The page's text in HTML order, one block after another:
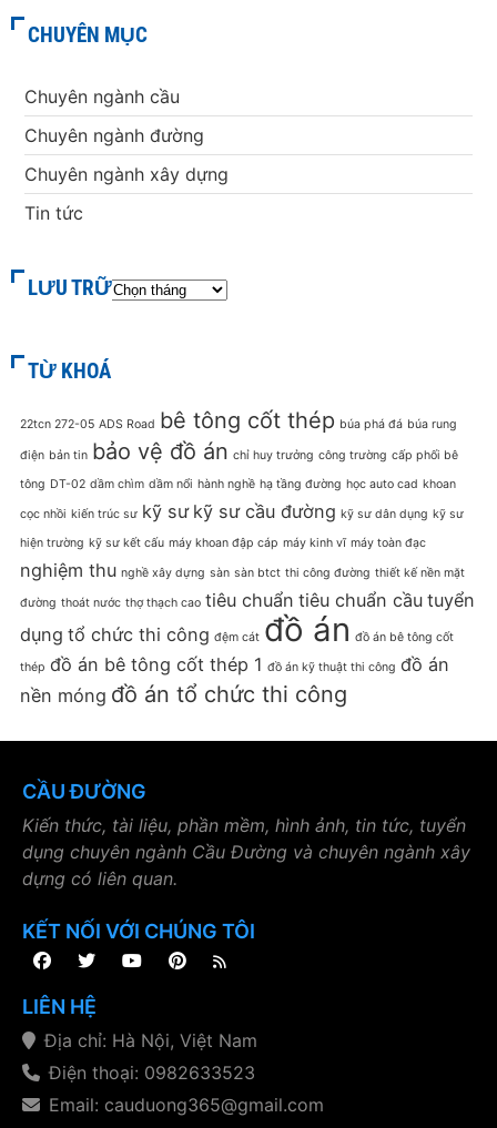
CHUYÊN MỤC
Chuyên ngành cầu
Chuyên ngành đường
Chuyên ngành xây dựng
Tin tức
LƯU TRỮ
TỪ KHOÁ
22tcn 272-05 ADS Road bê tông cốt thép búa phá đá búa rung
điện bản tin bảo vệ đồ án chỉ huy trưởng công trường cấp phối bê
tông DT-02 dầm chìm dầm nổi hành nghề hạ tầng đường học auto cad khoan
cọc nhồi kiến trúc sư kỹ sư kỹ sư cầu đường kỹ sư dân dụng kỹ sư
hiện trường kỹ sư kết cấu máy khoan đập cáp máy kinh vĩ máy toàn đạc
nghiệm thu nghề xây dựng sàn sàn btct thi công đường thiết kế nền mặt
đường thoát nước thợ thạch cao tiêu chuẩn tiêu chuẩn cầu tuyển
dụng tổ chức thi công đệm cát đồ án đồ án bê tông cốt
thép đồ án bê tông cốt thép 1 đồ án kỹ thuật thi công đồ án
nền móng đồ án tổ chức thi công
CẦU ĐƯỜNG
Kiến thức, tài liệu, phần mềm, hình ảnh, tin tức, tuyển
dụng chuyên ngành Cầu Đường và chuyên ngành xây
dựng có liên quan.
KẾT NỐI VỚI CHÚNG TÔI
LIÊN HỆ
Địa chỉ: Hà Nội, Việt Nam
Điện thoại: 0982633523
Email: cauduong365@gmail.com